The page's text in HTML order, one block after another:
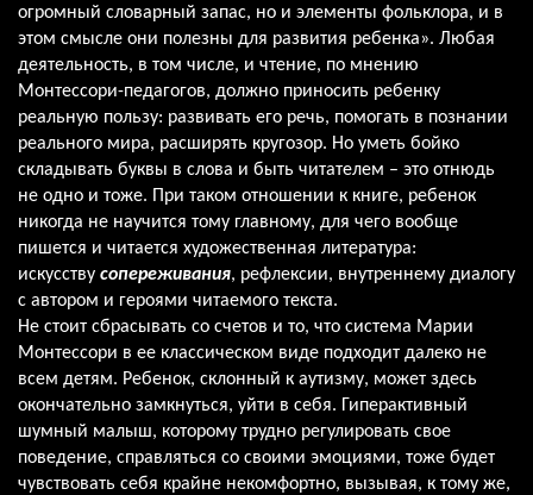
огромный словарный запас, но и элементы фольклора, и в
этом смысле они полезны для развития ребенка». Любая
деятельность, в том числе, и чтение, по мнению
Монтессори-педагогов, должно приносить ребенку
реальную пользу: развивать его речь, помогать в познании
реального мира, расширять кругозор. Но уметь бойко
складывать буквы в слова и быть читателем – это отнюдь
не одно и тоже. При таком отношении к книге, ребенок
никогда не научится тому главному, для чего вообще
пишется и читается художественная литература:
искусству сопереживания, рефлексии, внутреннему диалогу
с автором и героями читаемого текста.
Не стоит сбрасывать со счетов и то, что система Марии
Монтессори в ее классическом виде подходит далеко не
всем детям. Ребенок, склонный к аутизму, может здесь
окончательно замкнуться, уйти в себя. Гиперактивный
шумный малыш, которому трудно регулировать свое
поведение, справляться со своими эмоциями, тоже будет
чувствовать себя крайне некомфортно, вызывая, к тому же,